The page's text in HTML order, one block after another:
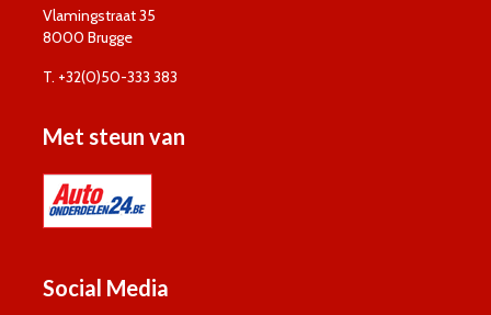
Vlamingstraat 35
8000 Brugge
T. +32(0)50-333 383
Met steun van
Social Media